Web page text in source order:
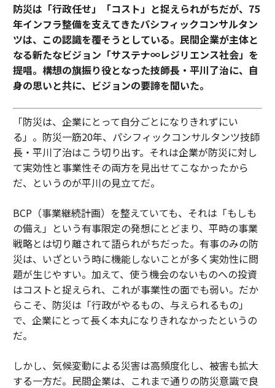
防災は「行政任せ」「コスト」と捉えられがちだが、75
年インフラ整備を支えてきたパシフィックコンサルタン
ツは、この認識を覆そうとしている。民間企業が主体と
なる新たなビジョン「サステナ∞レジリエンス社会」を
提唱。構想の旗振り役となった技師長・平川了治に、自
身の思いと共に、ビジョンの要諦を聞いた。
「防災は、企業にとって自分ごとになりきれずにい
る」。防災一筋20年、パシフィックコンサルタンツ技師
長・平川了治はこう切り出す。それは企業が防災に対し
て実効性と事業性その両方を見出せてこなかったから
だ、というのが平川の見立てだ。
BCP（事業継続計画）を整えていても、それは「もしも
の備え」という有事限定の発想にとどまり、平時の事業
戦略とは切り離されて語られがちだった。有事のみの防
災は、いざという時に機能しないことが多く実効性に問
題が生じやすい。加えて、使う機会のないものへの投資
はコストと捉えられ、これが事業性の面でも弱い。だか
らこそ、防災は「行政がやるもの、与えられるもの」
で、企業にとって長く本丸になりきれなかったというの
だ。
しかし、気候変動による災害は高頻度化し、被害も拡大
する一方だ。民間企業は、これまで通りの防災意識で良